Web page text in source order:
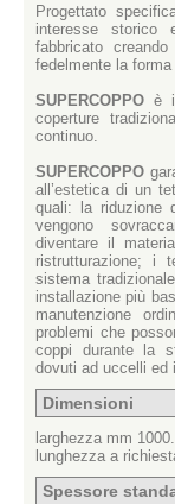
Progettato
interesse storico
fabbricato
fedelmente la
SUPERCOPPO è
coperture
continuo.
SUPERCOPPO
all’estetica di un
quali: la riduzione
vengono
diventare il
ristrutturazione; i
sistema
installazione più
manutenzione
problemi che
coppi durante la
dovuti ad uccelli ed
Dimensioni
larghezza mm 1000.
lunghezza a
Spessore